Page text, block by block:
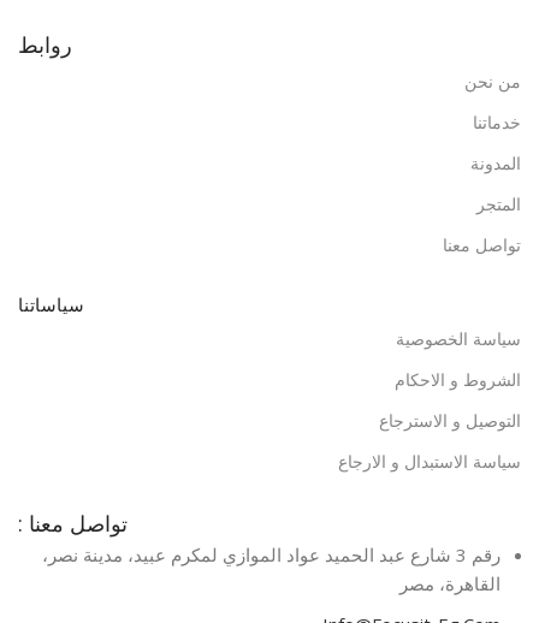
روابط
من نحن
خدماتنا
المدونة
المتجر
تواصل معنا
سياساتنا
سياسة الخصوصية
الشروط و الاحكام
التوصيل و الاسترجاع
سياسة الاستبدال و الارجاع
تواصل معنا :
رقم 3 شارع عبد الحميد عواد الموازي لمكرم عبيد، مدينة نصر،
القاهرة، مصر​